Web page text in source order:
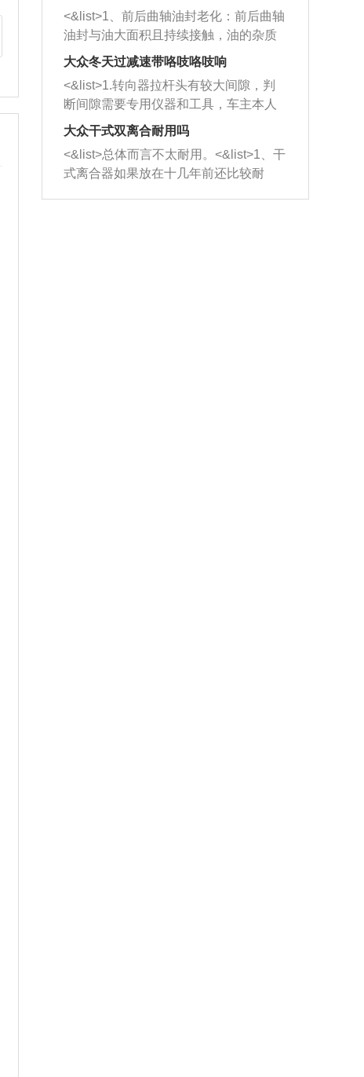
西取出来。但如果是因为积碳过多引起
的堵塞，就需要将三元催化器泡在草酸
洗剂对堵塞的情况得到解决，将清洗剂
放在燃油箱中，与燃油混合后，车辆启
动时，就可以和汽油一起进入到燃烧
室，最后形成废气排出，就可以让三元
催化器得到清洗，排气管堵塞的情况就
能够得到解决。
一圈半的练习，往右同样也要打相同的
圈数。 <&list>3、最后强调要反复练
习，这样就可以形成肌肉记忆，在真实
驾驶车辆时，不需要记忆也能打好方
向。
<&list>1、前后曲轴油封老化：前后曲轴
油封与油大面积且持续接触，油的杂质
和发动机内持续温度变化使其密封效果
逐渐减弱，导致渗油或漏油。<&list>2、
活塞间隙过大：积碳会使活塞环与缸体
的间隙扩大，导致机油流入燃烧室中，
造成烧机油。<&list>3、机油粘度。使用
机油粘度过小的话，同样会有烧机油现
象，机油粘度过小具有很好的流动性，
大众冬天过减速带咯吱咯吱响
<&list>1.转向器拉杆头有较大间隙，判
断间隙需要专用仪器和工具，车主本人
无法制作，需要将车辆送到修理厂或4s
店；<&list>2.车辆半轴套管防尘罩破
裂，破裂后会出现漏油现象，使半轴磨
损严重，磨损的半轴容易损坏，产生异
响；<&list>3.稳定器的转向胶套和球头
大众干式双离合耐用吗
<&list>总体而言不太耐用。<&list>1、干
式离合器如果放在十几年前还比较耐